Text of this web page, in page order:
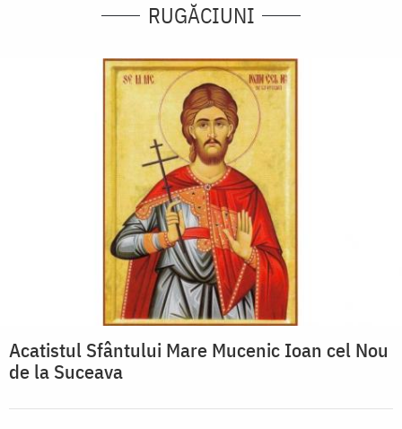
RUGĂCIUNI
Acatistul Sfântului Mare Mucenic Ioan cel Nou
de la Suceava